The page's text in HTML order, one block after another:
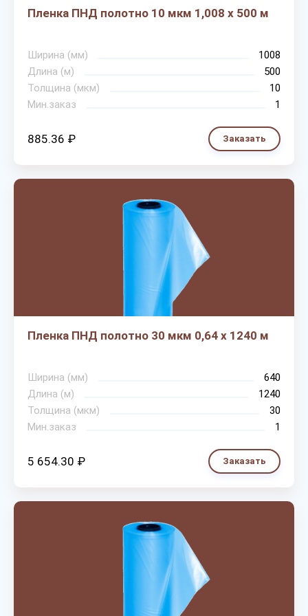
Пленка ПНД полотно 10 мкм 1,008 х 500 м
Ширина (мм)
1008
Длина (м)
500
Толщина (мкм)
10
Мин.заказ
1
885.36 ₽ Заказать
Пленка ПНД полотно 30 мкм 0,64 х 1240 м
Ширина (мм)
640
Длина (м)
1240
Толщина (мкм)
30
Мин.заказ
1
5 654.30 ₽ Заказать